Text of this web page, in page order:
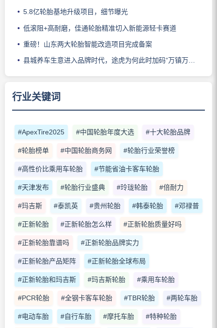
5.8亿轮胎基地升级项目，细节曝光
低滚阻+高耐磨，佳通轮胎精准切入新能源轻卡赛道
重磅！山东两大轮胎智能改造项目完成备案
县城养车生意进入品牌时代，途虎为何此时加码“万镇万店”？
行业关键词
#ApexTire2025 #中国轮胎年度大选 #十大轮胎品牌
#轮胎榜单 #中国轮胎商务网 #轮胎行业荣誉榜
#高性价比乘用车轮胎 #节能省油卡客车轮胎
#天津发布 #轮胎行业盛典 #玲珑轮胎 #倍耐力
#玛吉斯 #泰凯英 #贵州轮胎 #韩泰轮胎 #邓禄普
#正新轮胎 #正新轮胎怎么样 #正新轮胎质量好吗
#正新轮胎靠谱吗 #正新轮胎品牌实力
#正新轮胎产品矩阵 #正新轮胎全球布局
#正新轮胎和玛吉斯 #玛吉斯轮胎 #乘用车轮胎
#PCR轮胎 #全钢卡客车轮胎 #TBR轮胎 #两轮车胎
#电动车胎 #自行车胎 #摩托车胎 #特种轮胎